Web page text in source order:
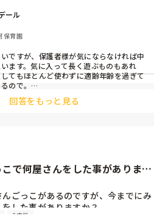
ール
保育園
ですが、保護者様が気にならなければ中
ます。気に入って長く遊ぶものもあれ
てもほとんど使わずに適齢年齢を過ぎて
ので。
ものと割り切って中古で購入しているよう
いようです。
思います。
回答をもっと見る
で何屋さんをした事があります
ごっこがあるのですが、今までにみ
した事がありますか？
2歳児